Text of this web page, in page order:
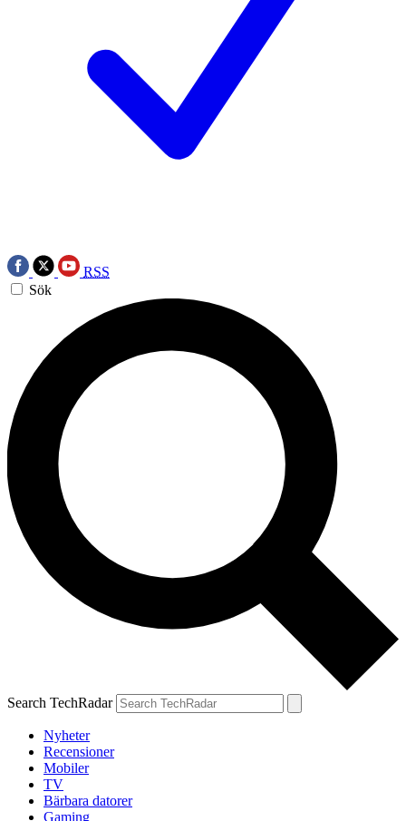
RSS
Sök
Search TechRadar
Nyheter
Recensioner
Mobiler
TV
Bärbara datorer
Gaming